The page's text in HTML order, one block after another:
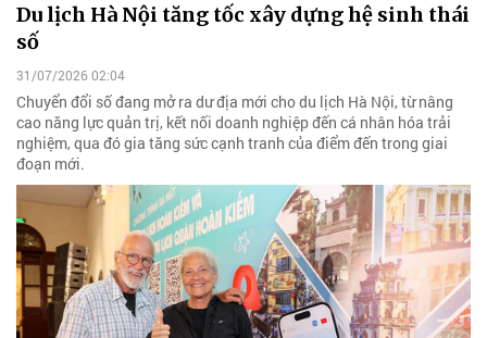
Du lịch Hà Nội tăng tốc xây dựng hệ sinh thái
số
31/07/2026 02:04
Chuyển đổi số đang mở ra dư địa mới cho du lịch Hà Nội, từ nâng
cao năng lực quản trị, kết nối doanh nghiệp đến cá nhân hóa trải
nghiệm, qua đó gia tăng sức cạnh tranh của điểm đến trong giai
đoạn mới.